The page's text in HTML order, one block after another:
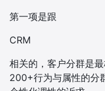
入驻有赞
认证服务商
有赞云
第一项是跟
CRM
相关的，客户分群是
200+行为与属性的分